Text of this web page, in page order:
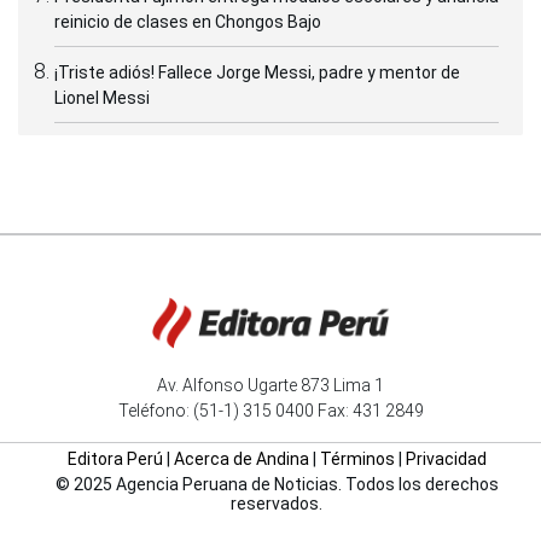
reinicio de clases en Chongos Bajo
¡Triste adiós! Fallece Jorge Messi, padre y mentor de
Lionel Messi
Av. Alfonso Ugarte 873 Lima 1
Teléfono: (51-1) 315 0400 Fax: 431 2849
Editora Perú Acerca de Andina| Términos
Privacidad
© 2025 Agencia Peruana de Noticias. Todos los derechos
reservados.